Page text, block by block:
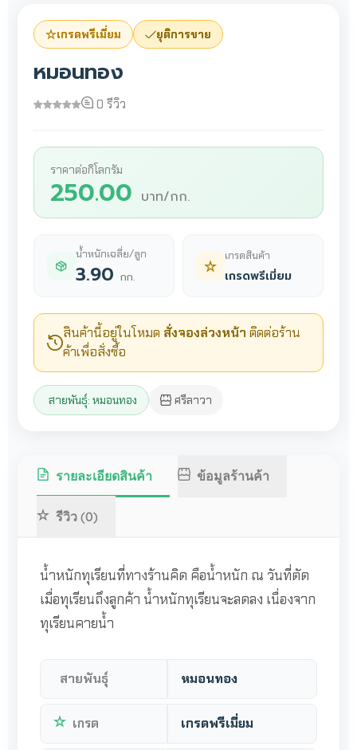
เกรดพรีเมี่ยม ยุติการขาย
หมอนทอง
0 รีวิว
ราคาต่อกิโลกรัม
250.00 บาท/กก.
น้ำหนักเฉลี่ย/ลูก
3.90 กก.
เกรดสินค้า
เกรดพรีเมี่ยม
สินค้านี้อยู่ในโหมด สั่งจองล่วงหน้า ติดต่อร้าน
ค้าเพื่อสั่งซื้อ
สายพันธุ์: หมอนทอง ศรีลาวา
รายละเอียดสินค้า ข้อมูลร้านค้า
รีวิว (0)
น้ำหนักทุเรียนที่ทางร้านคิด คือน้ำหนัก ณ วันที่ตัด
เมื่อทุเรียนถึงลูกค้า น้ำหนักทุเรียนจะลดลง เนื่องจาก
ทุเรียนคายน้ำ
สายพันธุ์ หมอนทอง
เกรด เกรดพรีเมี่ยม